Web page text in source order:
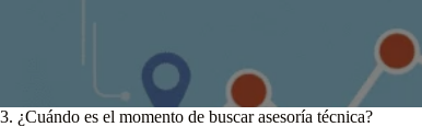
3. ¿Cuándo es el momento de buscar asesoría técnica?